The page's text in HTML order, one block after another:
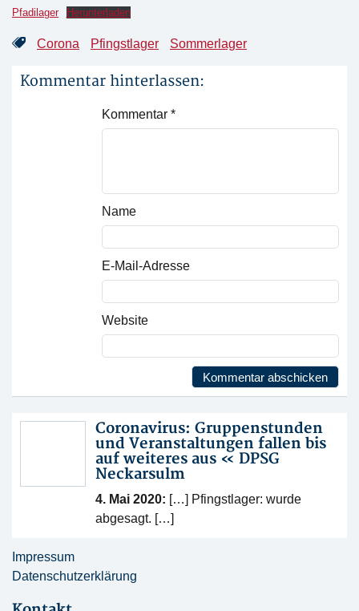
Pfadilager Herunterladen
Corona Pfingstlager Sommerlager
Kommentar hinterlassen:
Kommentar *
Name
E-Mail-Adresse
Website
Coronavirus: Gruppenstunden
und Veranstaltungen fallen bis
auf weiteres aus « DPSG
Neckarsulm
4. Mai 2020: […] Pfingstlager: wurde
abgesagt. […]
Impressum
Datenschutzerklärung